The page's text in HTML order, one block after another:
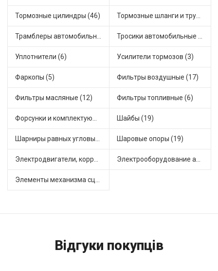
Тормозные цилиндры (46) Тормозные шланги и трубки (5)
Трамблеры автомобильные (40) Тросики автомобильные (23)
Уплотнители (6) Усилители тормозов (3)
Фаркопы (5) Фильтры воздушные (17)
Фильтры масляные (12) Фильтры топливные (6)
Форсунки и комплектующие (1) Шайбы (19)
Шарниры равных угловых скоростей, приводные валы (1) Шаровые опоры (19)
Электродвигатели, корректоры и приводы автомобильн (22) Электрооборудование автомобилей (25)
Элементы механизма сцепления (63)
Відгуки покупців